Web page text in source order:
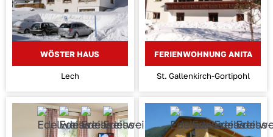
WÖSTER HAUS
Lech
FERIENWOHNUNG ANITA
St. Gallenkirch-Gortipohl